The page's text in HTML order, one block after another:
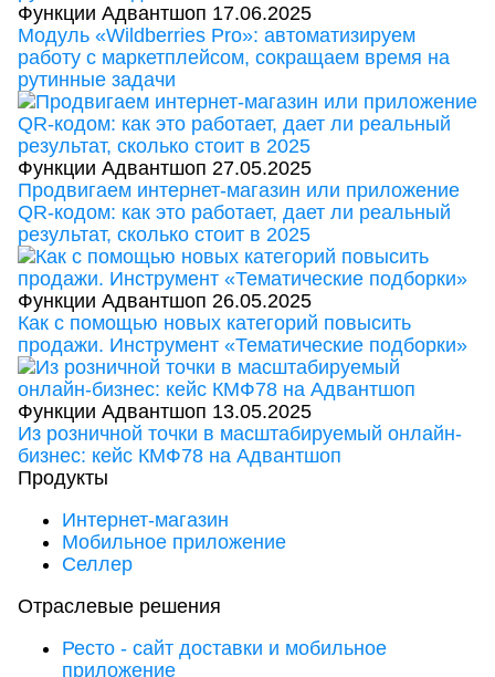
Функции Адвантшоп 17.06.2025
Модуль «Wildberries Pro»: автоматизируем
работу с маркетплейсом, сокращаем время на
рутинные задачи
Функции Адвантшоп 27.05.2025
Продвигаем интернет-магазин или приложение
QR-кодом: как это работает, дает ли реальный
результат, сколько стоит в 2025
Функции Адвантшоп 26.05.2025
Как с помощью новых категорий повысить
продажи. Инструмент «Тематические подборки»
Функции Адвантшоп 13.05.2025
Из розничной точки в масштабируемый онлайн-
бизнес: кейс КМФ78 на Адвантшоп
Продукты
Интернет-магазин
Мобильное приложение
Селлер
Отраслевые решения
Ресто - сайт доставки и мобильное
приложение